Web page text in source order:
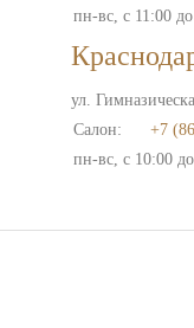
пн-вс, с 11:00
ул.
Салон:
+7
пн-вс, с 10:00